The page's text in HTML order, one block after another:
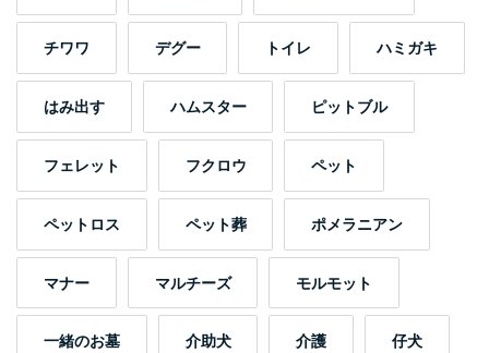
チワワ デグー トイレ ハミガキ
はみ出す ハムスター ピットブル
フェレット フクロウ ペット
ペットロス ペット葬 ポメラニアン
マナー マルチーズ モルモット
一緒のお墓 介助犬 介護 仔犬